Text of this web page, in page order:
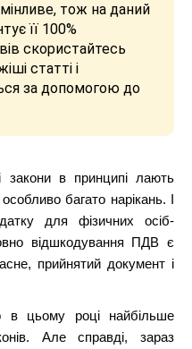
тож на даний
її 100%
скористайтесь
статті і
за допомогою до
закони в принципі лають
багато нарікань. І
для фізичних осіб-
відшкодування ПДВ є
прийнятий документ і
цьому році найбільше
Але справді, зараз